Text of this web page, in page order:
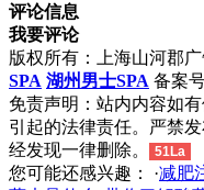
评论信息
我要评论
版权所有：上海山河郡
SPA 湖州男士SPA 备案号
免责声明：站内内容如
引起的法律责任。严禁
经发现一律删除。
51La
您可能还感兴趣： ·减肥